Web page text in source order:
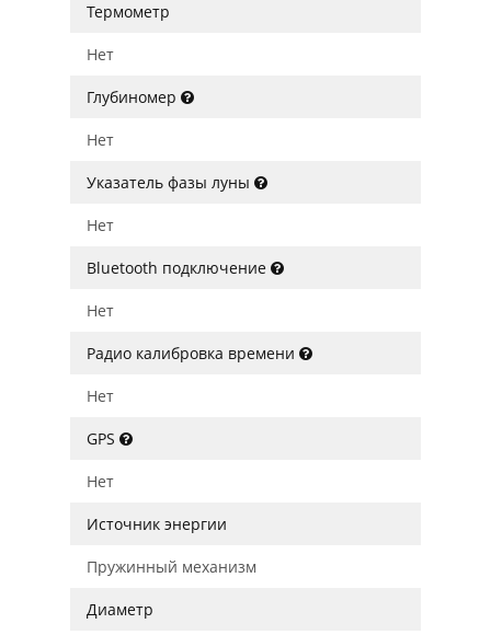
Термометр
Нет
Глубиномер
Нет
Указатель фазы луны
Нет
Bluetooth подключение
Нет
Радио калибровка времени
Нет
GPS
Нет
Источник энергии
Пружинный механизм
Диаметр